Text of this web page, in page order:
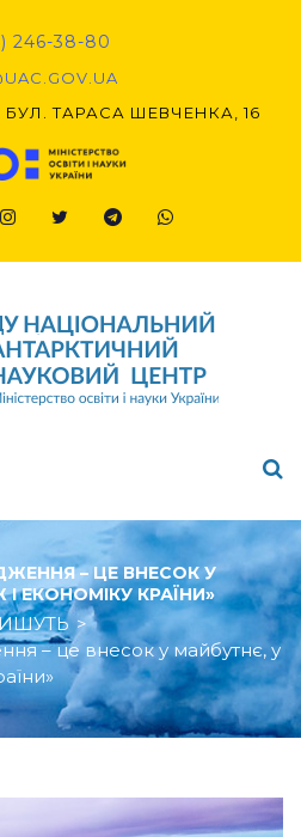
246-38-80
БУЛ. ТАРАСА ШЕВЧЕНКА, 16
– ЦЕ ВНЕСОК У
ЕКОНОМІКУ КРАЇНИ»
>
– це внесок у майбутнє, у